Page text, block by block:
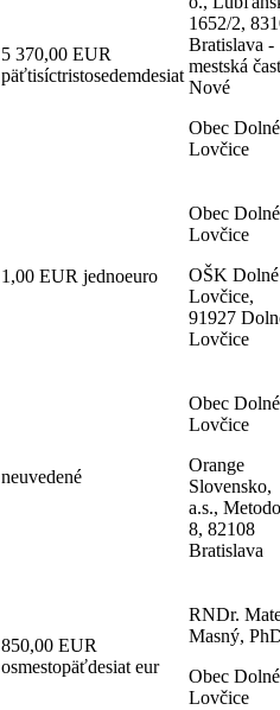
5 370,00 EUR
päťtisíctristosedemdesiat
1652/2,
Bratislava -
mestská
Nové
Obec Dolné
Lovčice
1,00 EUR jednoeuro
Obec Dolné
Lovčice
OŠK Dolné
Lovčice,
91927
Lovčice
neuvedené
Obec Dolné
Lovčice
Orange
Slovensko,
a.s.,
8, 82108
Bratislava
850,00 EUR
osmestopäťdesiat eur
RNDr.
Masný,
Obec Dolné
Lovčice